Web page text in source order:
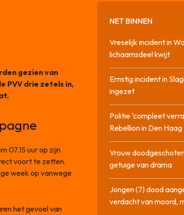
gezien van
PVV drie zetels in,
07.15 uur op zijn
voort te zetten.
week op vanwege
het gevoel van
NET BINNEN
Vreselijk incident in
lichaamsdeel kwijt
Ernstig incident in
ingezet
Politie ‘compleet
Rebellion in Den Haag
Vrouw
getuige van drama
Jongen (7) dood
verdacht van moord,